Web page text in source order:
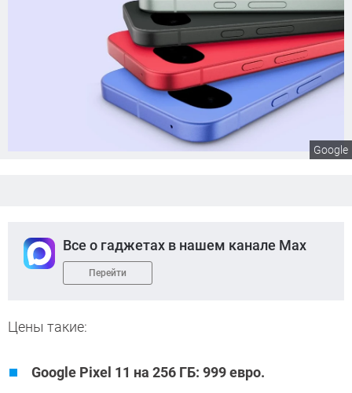
Google
Все о гаджетах в нашем канале Max
Перейти
Цены такие:
Google Pixel 11 на 256 ГБ: 999 евро.